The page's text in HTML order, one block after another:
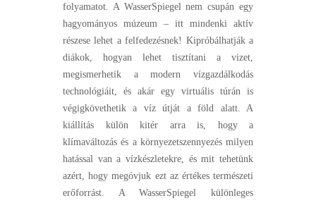
folyamatot. A WasserSpiegel nem csupán egy
hagyományos múzeum – itt mindenki aktív
részese lehet a felfedezésnek! Kipróbálhatják a
diákok, hogyan lehet tisztítani a vizet,
megismerhetik a modern vízgazdálkodás
technológiáit, és akár egy virtuális túrán is
végigkövethetik a víz útját a föld alatt. A
kiállítás külön kitér arra is, hogy a
klímaváltozás és a környezetszennyezés milyen
hatással van a vízkészletekre, és mit tehetünk
azért, hogy megóvjuk ezt az értékes természeti
erőforrást. A WasserSpiegel különleges